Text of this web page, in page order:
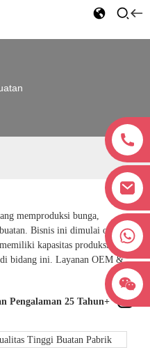
+8618038381627
memproduksi bunga,
Bisnis ini dimulai oleh
kapasitas produksi
bidang ini. Layanan OEM &
Pengalaman 25 Tahun+